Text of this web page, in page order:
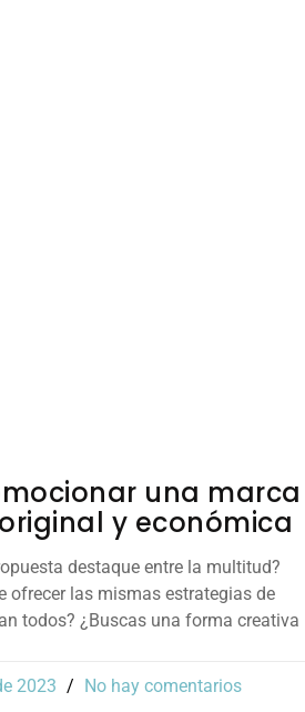
una marca
y económica
destaque entre la multitud?
ofrecer las mismas estrategias de
todos? ¿Buscas una forma creativa
2023
No hay comentarios